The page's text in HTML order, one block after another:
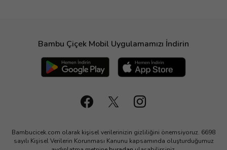
Bambu Çiçek Mobil Uygulamamızı İndirin
Bambucicek.com olarak kişisel verilerinizin gizliliğini önemsiyoruz. 6698
sayılı Kişisel Verilerin Korunması Kanunu kapsamında oluşturduğumuz